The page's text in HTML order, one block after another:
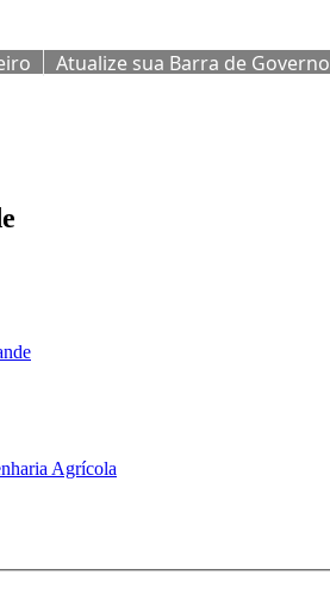
Atualize sua Barra de Governo
Agrícola